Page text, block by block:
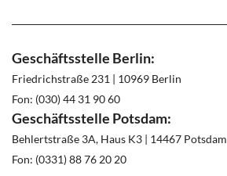
Geschäftsstelle Berlin:
Friedrichstraße 231 | 10969 Berlin
Fon: (030) 44 31 90 60
Geschäftsstelle Potsdam:
Behlertstraße 3A, Haus K3 | 14467 Potsdam
Fon: (0331) 88 76 20 20